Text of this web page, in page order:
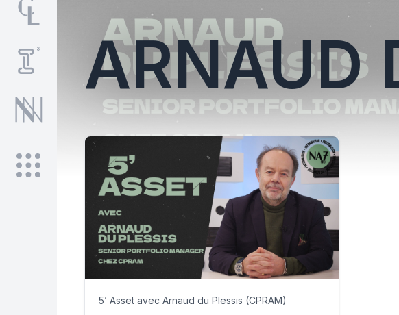
ARNAUD
5’ Asset avec Arnaud du Plessis (CPRAM)